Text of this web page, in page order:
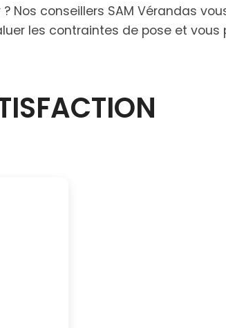
Nos conseillers SAM Vérandas
les contraintes de pose et vous